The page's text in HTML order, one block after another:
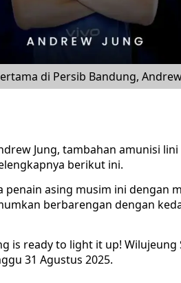
di Persib Bandung,
Jung, tambahan amunisi
berikut ini.
asing musim ini dengan
berbarengan dengan
is ready to light it up! Wilujeung
31 Agustus 2025.